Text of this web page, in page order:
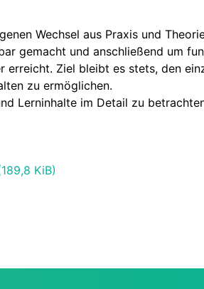
Wechsel aus Praxis und
gemacht und anschließend um
Ziel bleibt es stets, den
zu ermöglichen.
Lerninhalte im Detail zu
KiB)